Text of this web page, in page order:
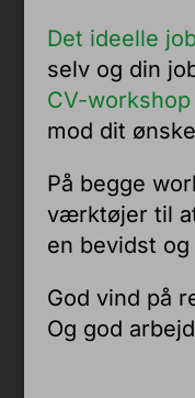
Det ideelle
selv og din
CV-workshop
mod dit
På begge
værktøjer til
en bevidst
God vind på
Og god